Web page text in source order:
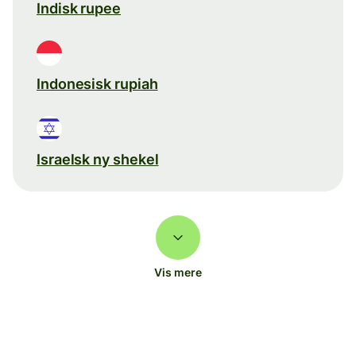
Indisk rupee
Indonesisk rupiah
Israelsk ny shekel
Vis mere